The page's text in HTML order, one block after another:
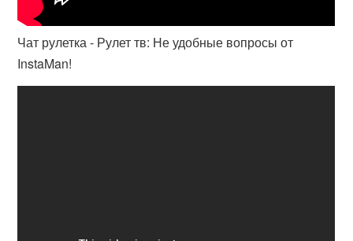
Чат рулетка - Рулет тв: Не удобные вопросы от
InstaMan!